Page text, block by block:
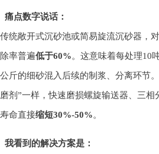
痛点数字说话：
传统敞开式沉砂池或简易旋流沉砂器，
除率普遍低于60%。这意味着每处理10
公斤的细砂混入后续的制浆、分离环节
磨剂”一样，快速磨损螺旋输送器、三相
寿命直接缩短30%-50%。
我看到的解决方案是：